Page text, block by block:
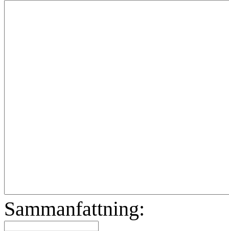
Sammanfattning: